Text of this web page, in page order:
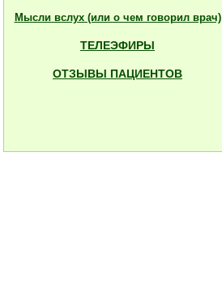
Мысли вслух (или о чем говорил врач)
ТЕЛЕЭФИРЫ
ОТЗЫВЫ ПАЦИЕНТОВ